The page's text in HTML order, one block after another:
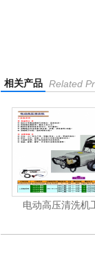
相关产品 Related
电动高压清洗机